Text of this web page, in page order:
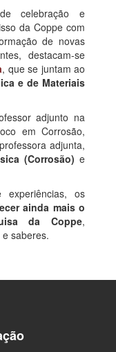
celebração e
da Coppe com
de novas
destacam-se
, que se juntam ao
e de Materiais
adjunto na
em Corrosão,
adjunta,
(Corrosão)e
experiências, os
ainda mais o
da Coppe,
saberes.